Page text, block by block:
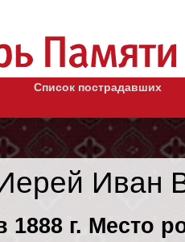
Список пострадавших
Иван
1888 г. Место